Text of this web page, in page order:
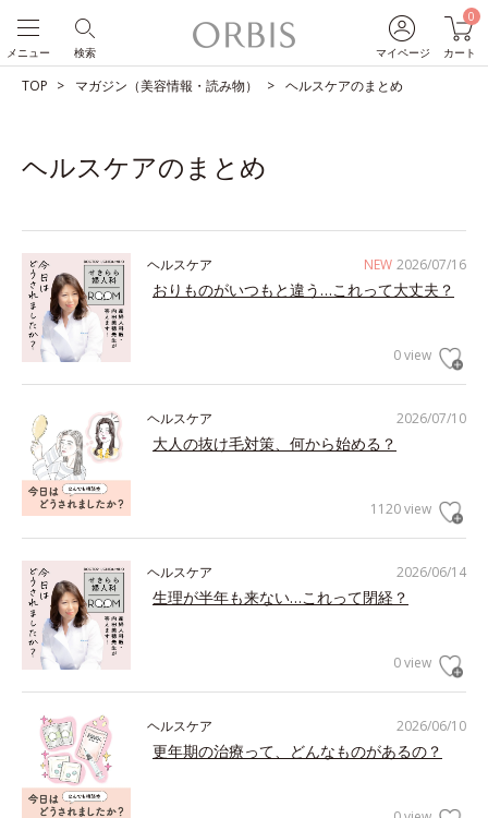
マイページ
0
カート
検索
メニュー
TOP マガジン（美容情報・読み物） ヘルスケアのまとめ
ヘルスケアのまとめ
NEW 2026/07/16
ヘルスケア
おりものがいつもと違う…これって大丈夫？
0 view
2026/07/10
ヘルスケア
大人の抜け毛対策、何から始める？
1120 view
2026/06/14
ヘルスケア
生理が半年も来ない…これって閉経？
0 view
2026/06/10
ヘルスケア
更年期の治療って、どんなものがあるの？